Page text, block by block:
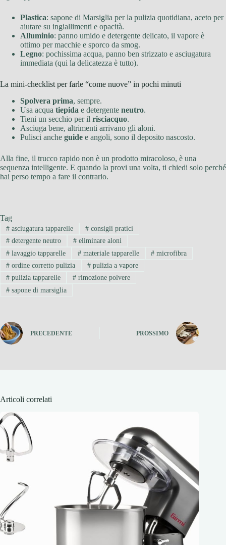
Plastica: sapone di Marsiglia per la pulizia quotidiana, aceto per
aiutare su ingiallimenti e opacità.
Alluminio: panno umido e detergente delicato, il vapore è
ottimo per macchie e sporco da smog.
Legno: pochissima acqua, panno ben strizzato e asciugatura
immediata (qui la delicatezza è tutto).
La mini-checklist per farle “come nuove” in pochi minuti
Spolvera prima, sempre.
Usa acqua tiepida e detergente neutro.
Tieni un secchio per il risciacquo.
Asciuga bene, altrimenti arrivano gli aloni.
Pulisci anche guide e angoli, sono il deposito nascosto.
Alla fine, il trucco rapido non è un prodotto miracoloso, è una
sequenza intelligente. E quando la provi una volta, ti chiedi solo perché
hai perso tempo a fare il contrario.
Tag
#asciugatura tapparelle #consigli pratici
#detergente neutro #eliminare aloni
#lavaggio tapparelle #materiale tapparelle # microfibra
#ordine corretto pulizia #pulizia a vapore
#pulizia tapparelle #rimozione polvere
#sapone di marsiglia
PRECEDENTE PROSSIMO
Articoli correlati